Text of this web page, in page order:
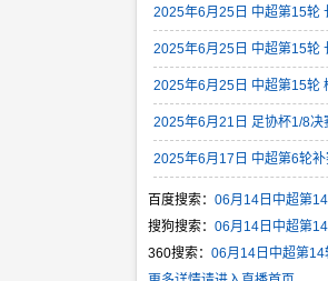
2025年6月25日 中超第15轮
2025年6月25日 中超第15轮
2025年6月25日 中超第15轮
2025年6月21日 足协杯1/8
2025年6月17日 中超第6轮
百度搜索： 06月14日中超第
搜狗搜索： 06月14日中超第
360搜索： 06月14日中超第